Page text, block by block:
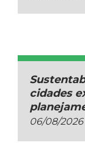
cidades
06/08/2026